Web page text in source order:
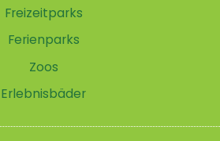
Freizeitparks
Ferienparks
Zoos
Erlebnisbäder